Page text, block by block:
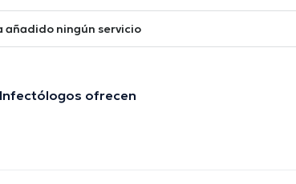
añadido ningún servicio
ofrecen